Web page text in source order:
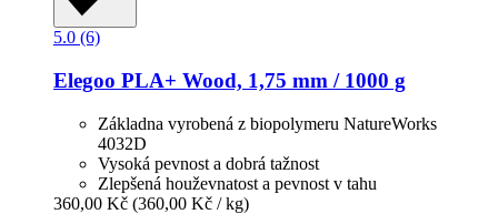
5.0 (6)
Elegoo PLA+ Wood, 1,75 mm / 1000 g
Základna vyrobená z biopolymeru NatureWorks
4032D
Vysoká pevnost a dobrá tažnost
Zlepšená houževnatost a pevnost v tahu
360,00 Kč (360,00 Kč / kg)